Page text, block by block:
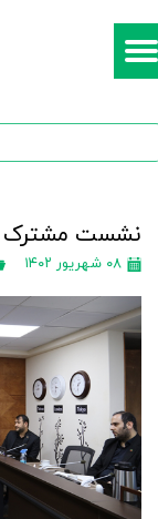
حساب کاربری من
نشست مشترک
۰۸ شهریور ۱۴۰۲